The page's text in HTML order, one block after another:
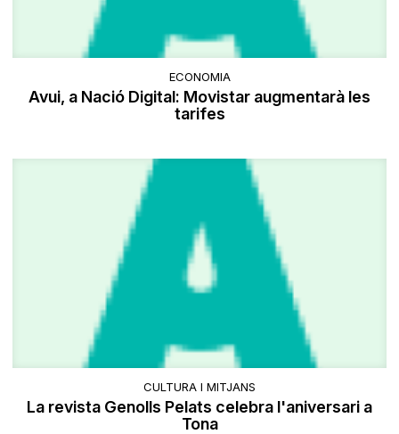
ECONOMIA
Avui, a Nació Digital: Movistar augmentarà les
tarifes
CULTURA I MITJANS
La revista Genolls Pelats celebra l'aniversari a
Tona